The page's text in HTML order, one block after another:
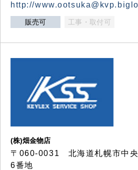
http://
販売可 工事・取付可
(株)畑金物店
〒060-0031 北海道札幌市中央
6番地